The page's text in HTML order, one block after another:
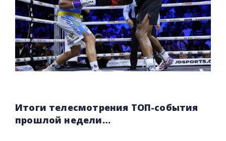
Итоги телесмотрения ТОП-события
прошлой недели…